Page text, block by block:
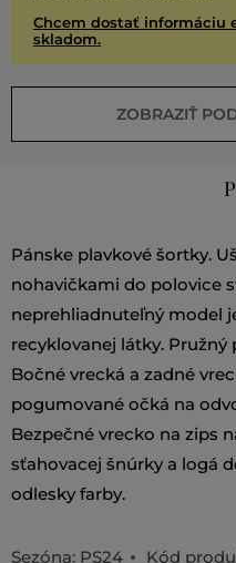
Chcem dostať informáciu
skladom.
ZOBRAZIŤ
Pánske plavkové šortky.
nohavičkami do polovice
neprehliadnuteľný model
recyklovanej látky.
Bočné vrecká a zadné
pogumované očká na
Bezpečné vrecko na zips
sťahovacej šnúrky a logá
odlesky farby.
Sezóna: PS24
Kód